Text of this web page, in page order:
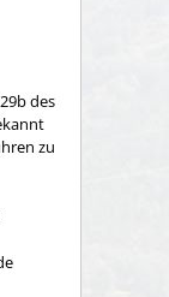
des
zu